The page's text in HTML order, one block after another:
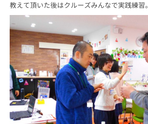
教えて頂いた後はクルーズみんなで実践練習。